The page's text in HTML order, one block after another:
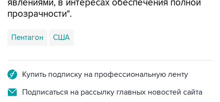
Пентагон США
Подписаться на рассылку главных новостей сайта
Получать оперативные новости в официальном